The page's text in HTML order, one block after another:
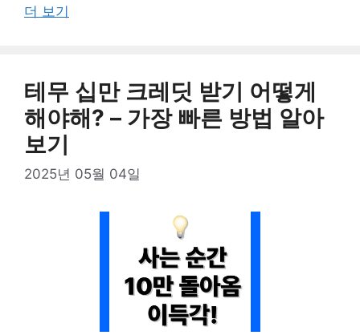
더 보기
테무 십만 크레딧 받기 어떻게
해야해? – 가장 빠른 방법 알아
보기
2025년 05월 04일